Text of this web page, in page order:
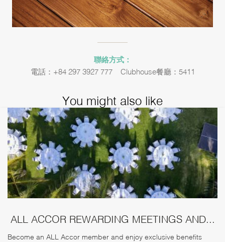
聯絡方式：
電話：+84 297 3927 777 – Clubhouse餐廳：5411
You might also like
ALL ACCOR REWARDING MEETINGS AND...
Become an ALL Accor member and enjoy exclusive benefits